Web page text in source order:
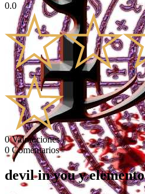
0.0
0 Valoraciones
0 Comentarios
devil in you y elemento